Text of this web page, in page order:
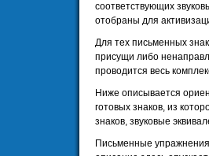
соответствующих
отобраны для
Для тех письменных
присущи либо
проводится весь
Ниже описывается
готовых знаков, из
знаков, звуковые
Письменные